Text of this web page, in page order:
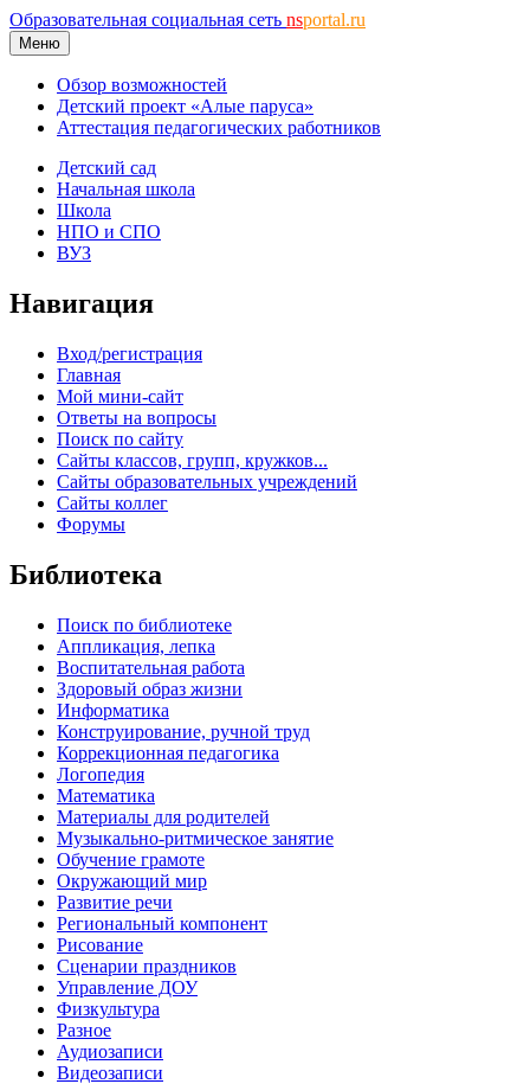
Образовательная социальная сеть nsportal.ru
Меню
Обзор возможностей
Детский проект «Алые паруса»
Аттестация педагогических работников
Детский сад
Начальная школа
Школа
НПО и СПО
ВУЗ
Навигация
Вход/регистрация
Главная
Мой мини-сайт
Ответы на вопросы
Поиск по сайту
Сайты классов, групп, кружков...
Сайты образовательных учреждений
Сайты коллег
Форумы
Библиотека
Поиск по библиотеке
Аппликация, лепка
Воспитательная работа
Здоровый образ жизни
Информатика
Конструирование, ручной труд
Коррекционная педагогика
Логопедия
Математика
Материалы для родителей
Музыкально-ритмическое занятие
Обучение грамоте
Окружающий мир
Развитие речи
Региональный компонент
Рисование
Сценарии праздников
Управление ДОУ
Физкультура
Разное
Аудиозаписи
Видеозаписи